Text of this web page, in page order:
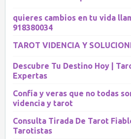
quieres cambios en tu vida
918380034
TAROT VIDENCIA Y
Descubre Tu Destino Hoy |
Expertas
Confía y veras que no todas
videncia y tarot
Consulta Tirada De Tarot
Tarotistas